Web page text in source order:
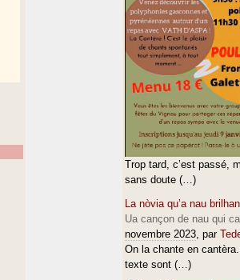
Trop tard, c’est passé,
sans doute (…)
La nòvia qu’a nau
Ua cançon de nau qui
novembre 2023, par
On la chante en
texte sont (…)